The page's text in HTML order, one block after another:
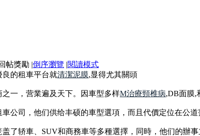
|倒序瀏覽 |閱讀模式
良的租車平台就清潔泥膜,显得尤其關頭
一，营業遍及天下。因車型多样M治療頸椎病,DB面膜,
公司，他们供给丰硕的車型選項，而且代價定位在公道
了轿車、SUV和商務車等多種選擇，同時，他们的辦事